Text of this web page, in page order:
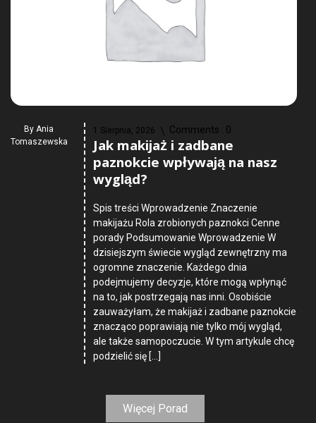
By Ania
Tomaszewska
1 Sierpnia, 2026 Comments : 0
Jak makijaż i zadbane
paznokcie wpływają na nasz
wygląd?
Spis treści Wprowadzenie Znaczenie
makijażu Rola zrobionych paznokci Cenne
porady Podsumowanie Wprowadzenie W
dzisiejszym świecie wygląd zewnętrzny ma
ogromne znaczenie. Każdego dnia
podejmujemy decyzje, które mogą wpłynąć
na to, jak postrzegają nas inni. Osobiście
zauważyłam, że makijaż i zadbane paznokcie
znacząco poprawiają nie tylko mój wygląd,
ale także samopoczucie. W tym artykule chcę
podzielić się […]
Więcej Porad